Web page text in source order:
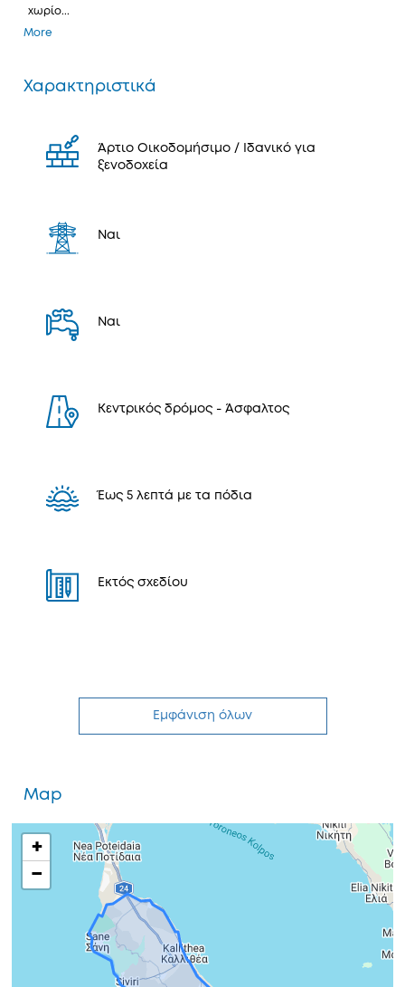
χωρίο...
More
Χαρακτηριστικά
Άρτιο Οικοδομήσιμο / Ιδανικό για
ξενοδοχεία
Ναι
Ναι
Κεντρικός δρόμος - Άσφαλτος
Έως 5 λεπτά με τα πόδια
Εκτός σχεδίου
Εμφάνιση όλων
Map
+
−